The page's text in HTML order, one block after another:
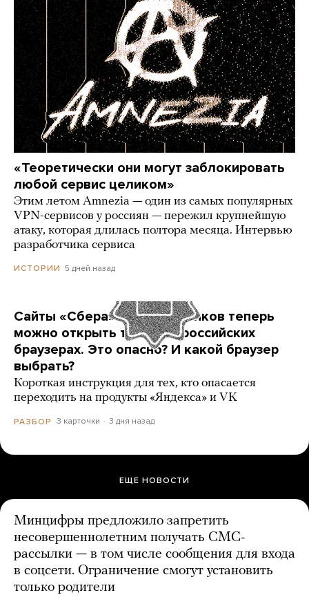
«Теоретически они могут заблокировать
любой сервис целиком»
Этим летом Amnezia — один из самых популярных
VPN-сервисов у россиян — пережил крупнейшую
атаку, которая длилась полтора месяца. Интервью
разработчика сервиса
ИСТОРИИ 5 дней назад
Сайты «Сбера» и других банков теперь
можно открыть только в российских
браузерах. Это опасно? И какой браузер
выбрать?
Короткая инструкция для тех, кто опасается
переходить на продукты «Яндекса» и VK
РАЗБОР 3 карточки 3 дня назад
ЕЩЕ НОВОСТИ
Минцифры предложило запретить
несовершеннолетним получать СМС-
рассылки — в том числе сообщения для входа
в соцсети. Ограничение смогут установить
только родители